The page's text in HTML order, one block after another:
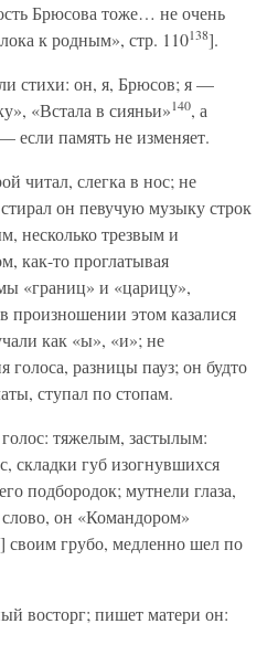
Брюсова тоже… не очень
к родным», стр. 110138].
стихи: он, я, Брюсов; я —
«Встала в сияньи»140, а
память не изменяет.
читал, слегка в нос; не
он певучую музыку строк
несколько трезвым и
как-то проглатывая
«границ» и «царицу»,
этом казалися
как «ы», «и»; не
голоса, разницы пауз; он будто
ступал по стопам.
тяжелым, застылым:
складки губ изогнувшихся
подбородок; мутнели глаза,
он «Командором»
] своим грубо, медленно шел по
восторг; пишет матери он: